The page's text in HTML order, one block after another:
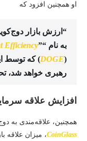
او همچنین افزود که
“ارزش بازار
به نام “ Efficiency”
(DOGE ) که توسط
رهبری خواهد شد،
افزایش علاقه
همچنین، علاقه‌مندی به
CoinGlass، میزان علاقه